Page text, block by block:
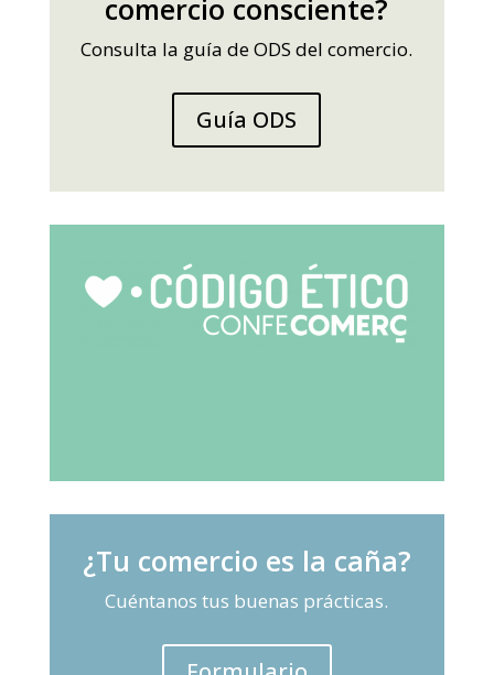
comercio consciente?
Consulta la guía de ODS del comercio.
Guía ODS
¿Tu comercio es la caña?
Cuéntanos tus buenas prácticas.